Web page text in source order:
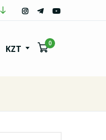
KZT
0